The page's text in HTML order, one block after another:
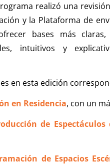
realizó una
y la Plataforma de
bases más
intuitivos y
en esta edición
en Residencia, con un
de Espectáculos
de Espacios